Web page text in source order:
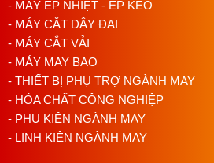
- MÁY ÉP NHIỆT - ÉP KEO
- MÁY CẮT DÂY ĐAI
- MÁY CẮT VẢI
- MÁY MAY BAO
- THIẾT BỊ PHỤ TRỢ NGÀNH MAY
- HÓA CHẤT CÔNG NGHIỆP
- PHỤ KIỆN NGÀNH MAY
- LINH KIỆN NGÀNH MAY